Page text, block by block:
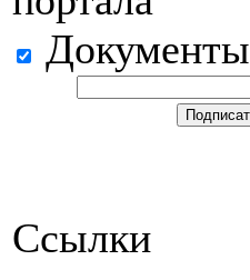
Документы
Ссылки